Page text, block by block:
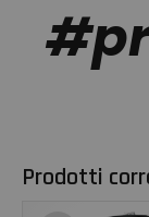
Prodotti